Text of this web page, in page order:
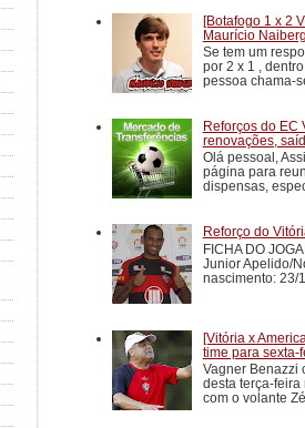
[Botafogo 1 x 2
Maurício Naiberg.
Se tem um
por 2 x 1 ,
pessoa chama-
Reforços do EC
renovações,
Olá pessoal,
página para
dispensas,
Reforço do
FICHA DO
Junior Apelido/
nascimento: 23/
[Vitória x
time para sexta-
Vagner Benazzi
desta terça-
com o volante